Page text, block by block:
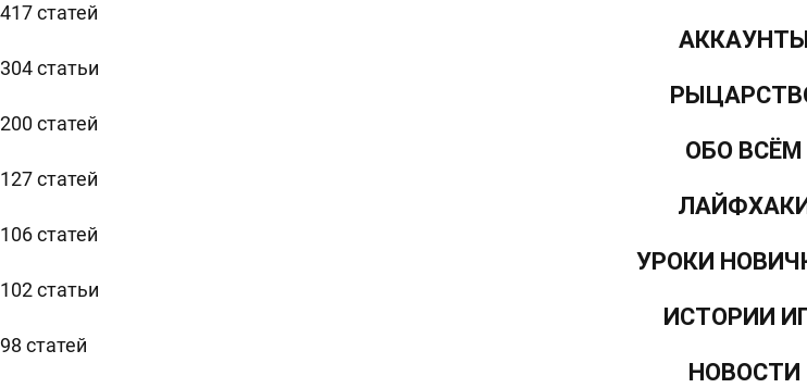
417 статей
АККАУНТЫ
304 статьи
200 статей
ОБО ВСЁМ
127 статей
106 статей
УРОКИ
102 статьи
ИСТОРИИ
98 статей
НОВОСТИ